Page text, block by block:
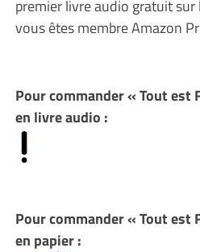
premier livre audio gratuit
vous êtes membre Amazon
Pour commander « Tout est
en livre audio :
Pour commander « Tout est
en papier :